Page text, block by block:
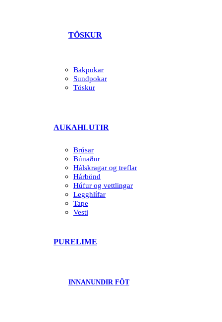
TÖSKUR
Bakpokar
Sundpokar
Töskur
AUKAHLUTIR
Brúsar
Búnaður
Hálskragar og treflar
Hárbönd
Húfur og vettlingar
Legghlífar
Tape
Vesti
PURELIME
INNANUNDIR FÖT